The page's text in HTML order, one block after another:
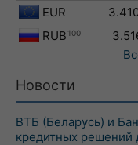
EUR
RUB 100
Новости
ВТБ (Беларусь) и
кредитных